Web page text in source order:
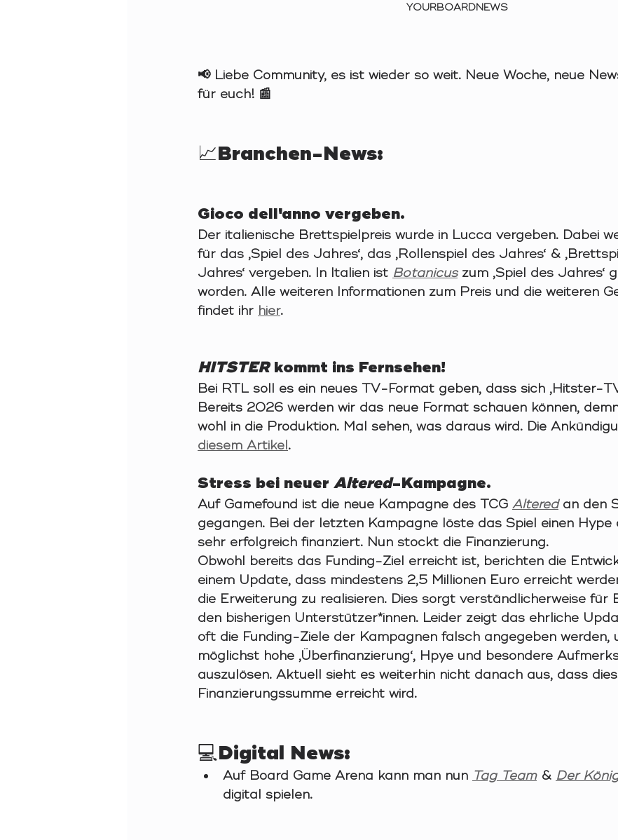
YOURBOARDNEWS
📢 Liebe Community, es ist wieder so weit. Neue Woche, neue
für euch! 📰
📈Branchen-News:
Gioco dell'anno vergeben.
Der italienische Brettspielpreis wurde in Lucca vergeben. Dabei
für das ‚Spiel des Jahres‘, das ‚Rollenspiel des Jahres‘ &
Jahres‘ vergeben. In Italien ist Botanicus zum ‚Spiel des Jahres‘
worden. Alle weiteren Informationen zum Preis und die weiteren
findet ihr hier.
HITSTER kommt ins Fernsehen!
Bei RTL soll es ein neues TV-Format geben, dass sich ‚Hitster-
Bereits 2026 werden wir das neue Format schauen können,
wohl in die Produktion. Mal sehen, was daraus wird. Die
diesem Artikel.
Stress bei neuer Altered-Kampagne.
Auf Gamefound ist die neue Kampagne des TCG Altered an den
gegangen. Bei der letzten Kampagne löste das Spiel einen Hype
sehr erfolgreich finanziert. Nun stockt die Finanzierung.
Obwohl bereits das Funding-Ziel erreicht ist, berichten die
einem Update, dass mindestens 2,5 Millionen Euro erreicht
die Erweiterung zu realisieren. Dies sorgt verständlicherweise für
den bisherigen Unterstützer*innen. Leider zeigt das ehrliche
oft die Funding-Ziele der Kampagnen falsch angegeben werden,
möglichst hohe ‚Überfinanzierung‘, Hpye und besondere
auszulösen. Aktuell sieht es weiterhin nicht danach aus, dass
Finanzierungssumme erreicht wird.
💻Digital News:
Auf Board Game Arena kann man nun Tag Team & Der
digital spielen.